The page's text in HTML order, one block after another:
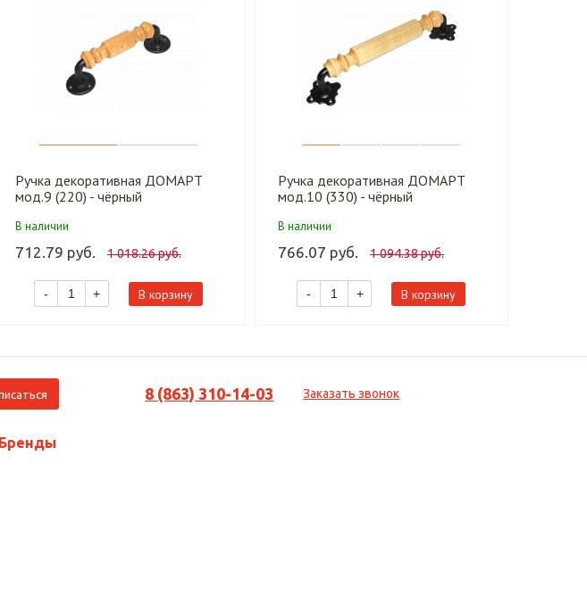
Ручка декоративная ДОМАРТ
мод.9 (220) - чёрный
В наличии
712.79 руб. 1 018.26 руб.
- + В корзину
Ручка декоративная ДОМАРТ
мод.10 (330) - чёрный
В наличии
766.07 руб. 1 094.38 руб.
- + В корзину
8 (863) 310-14-03 Заказать звонок
Бренды